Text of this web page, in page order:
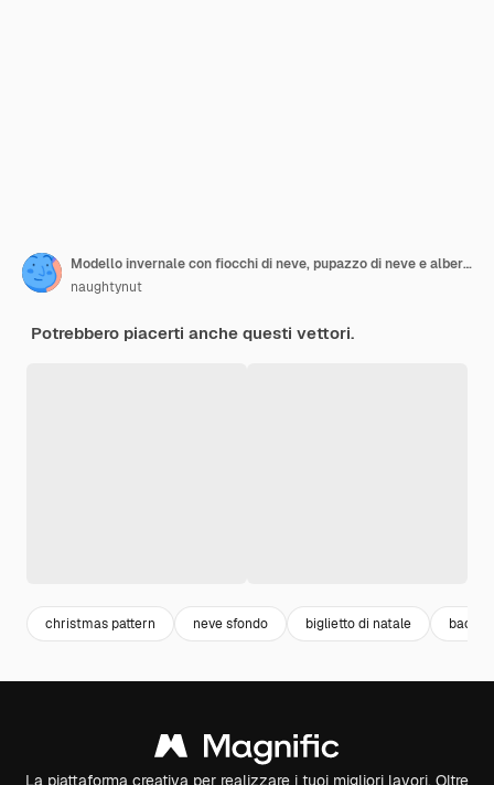
Modello invernale con fiocchi di neve, pupazzo di neve e alberi di Natale
naughtynut
Potrebbero piacerti anche questi vettori.
christmas pattern neve sfondo biglietto di natale
La piattaforma creativa per realizzare i tuoi migliori lavori. Oltre